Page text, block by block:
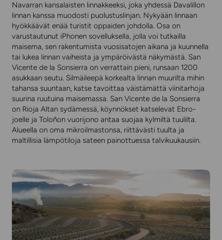
Navarran kansalaisten linnakkeeksi, joka yhdessä Davalillon
linnan kanssa muodosti puolustuslinjan. Nykyään linnaan
hyökkäävät enää turistit oppaiden johdolla. Osa on
varustautunut iPhonen sovelluksella, jolla voi tutkailla
maisema, sen rakentumista vuosisatojen aikana ja kuunnella
tai lukea linnan vaiheista ja ympäröivästä näkymästä. San
Vicente de la Sonsierra on verrattain pieni, runsaan 1200
asukkaan seutu. Silmäileepä korkealta linnan muurilta mihin
tahansa suuntaan, katse tavoittaa väistämättä viinitarhoja
suurina ruutuina maisemassa. San Vicente de la Sonsierra
on Rioja Altan sydämessä, köynnökset katselevat Ebro-
joelle ja Toloñon vuorijono antaa suojaa kylmiltä tuulilta.
Alueella on oma mikroilmastonsa, riittävästi tuulta ja
maltillisia lämpötiloja sateen painottuessa talvikuukausiin.